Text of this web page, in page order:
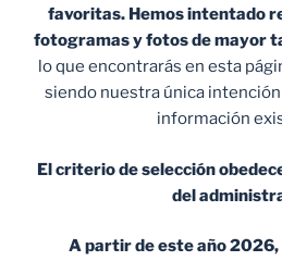
favoritas. Hemos intentado
fotogramas y fotos de mayor
lo que encontrarás en esta
siendo nuestra única
información
El criterio de selección
del
A partir de este año